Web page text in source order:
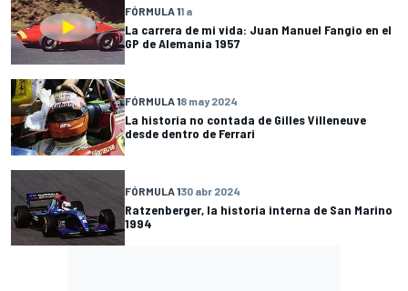
FÓRMULA 11 a
La carrera de mi vida: Juan Manuel Fangio en el
GP de Alemania 1957
FÓRMULA 18 may 2024
La historia no contada de Gilles Villeneuve
desde dentro de Ferrari
FÓRMULA 130 abr 2024
Ratzenberger, la historia interna de San Marino
1994